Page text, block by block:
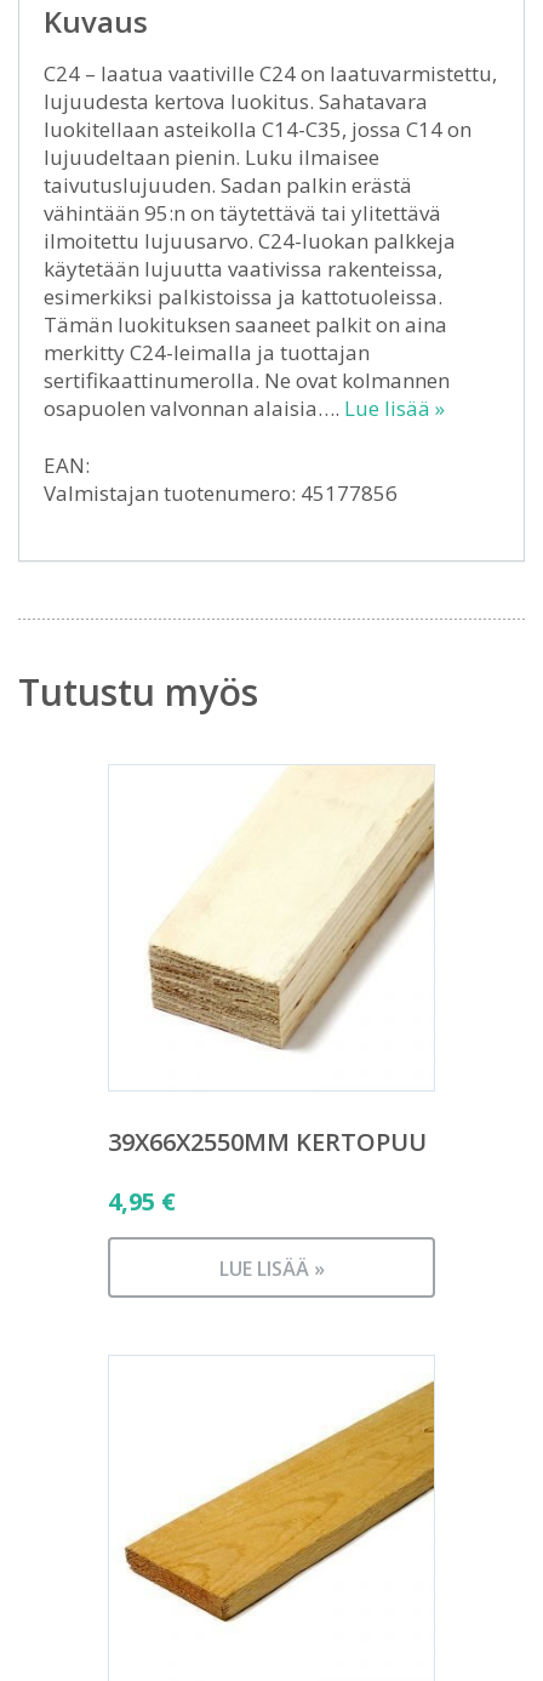
Kuvaus
C24 – laatua vaativille C24 on laatuvarmistettu,
lujuudesta kertova luokitus. Sahatavara
luokitellaan asteikolla C14-C35, jossa C14 on
lujuudeltaan pienin. Luku ilmaisee
taivutuslujuuden. Sadan palkin erästä
vähintään 95:n on täytettävä tai ylitettävä
ilmoitettu lujuusarvo. C24-luokan palkkeja
käytetään lujuutta vaativissa rakenteissa,
esimerkiksi palkistoissa ja kattotuoleissa.
Tämän luokituksen saaneet palkit on aina
merkitty C24-leimalla ja tuottajan
sertifikaattinumerolla. Ne ovat kolmannen
osapuolen valvonnan alaisia…. Lue lisää »
EAN:
Valmistajan tuotenumero: 45177856
Tutustu myös
39X66X2550MM KERTOPUU
4,95 €
LUE LISÄÄ »